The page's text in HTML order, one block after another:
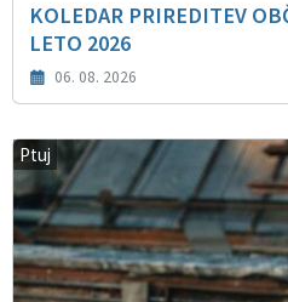
KOLEDAR PRIREDITEV
LETO 2026
06. 08. 2026
Ptuj